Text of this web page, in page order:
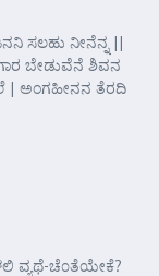
ಸಲಹು ನೀನೆನ್ನ ||
ಬೇಡುವೆನೆ ಶಿವನ
ಅಂಗಹೀನನ ತೆರದಿ
ವ್ಯಥೆ-ಚೆ೦ತೆಯೇಕೆ?